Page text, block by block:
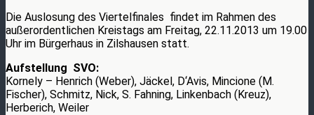
Die Auslosung des Viertelfinales findet im Rahmen des
außerordentlichen Kreistags am Freitag, 22.11.2013 um 19.00
Uhr im Bürgerhaus in Zilshausen statt.
Aufstellung SVO:
Kornely – Henrich (Weber), Jäckel, D‘Avis, Mincione (M.
Fischer), Schmitz, Nick, S. Fahning, Linkenbach (Kreuz),
Herberich, Weiler